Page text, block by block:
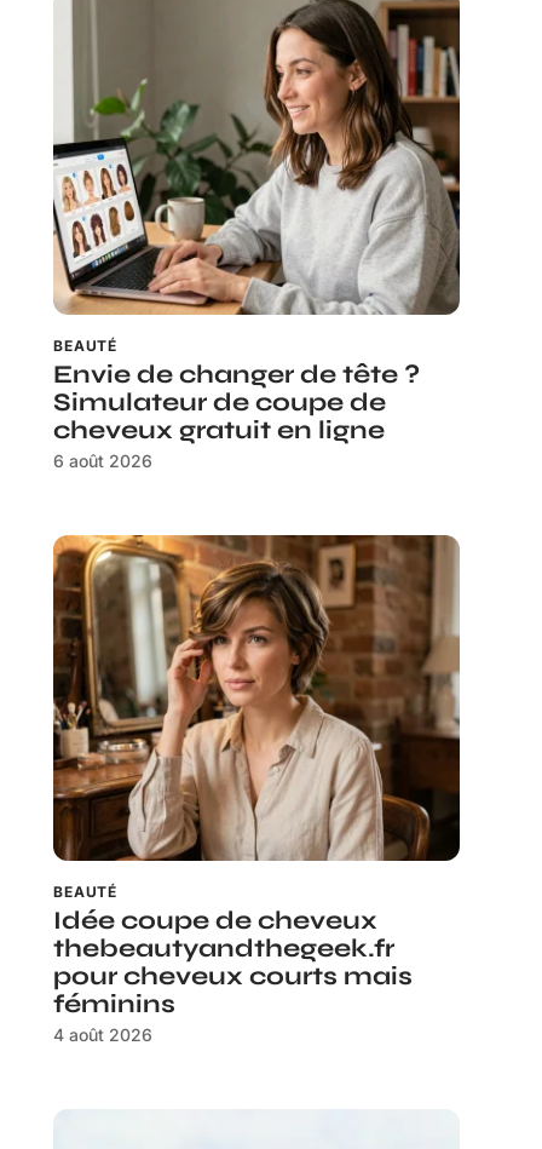
BEAUTÉ
Envie de changer de tête ?
Simulateur de coupe de
cheveux gratuit en ligne
6 août 2026
BEAUTÉ
Idée coupe de cheveux
thebeautyandthegeek.fr
pour cheveux courts mais
féminins
4 août 2026